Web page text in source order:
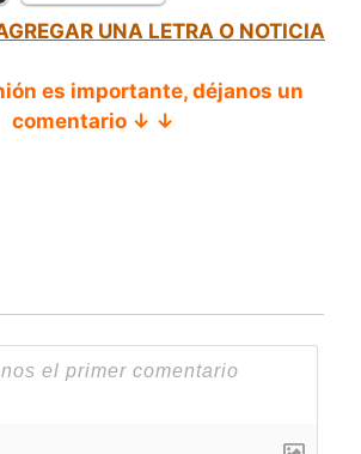
UNA LETRA O NOTICIA
es importante, déjanos un
comentario ↓ ↓